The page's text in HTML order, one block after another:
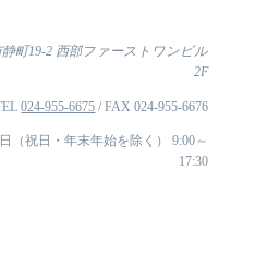
静町19-2 西部ファーストワンビル
2F
024-955-6675 / FAX 024-955-6676
（祝日・年末年始を除く） 9:00～
17:30